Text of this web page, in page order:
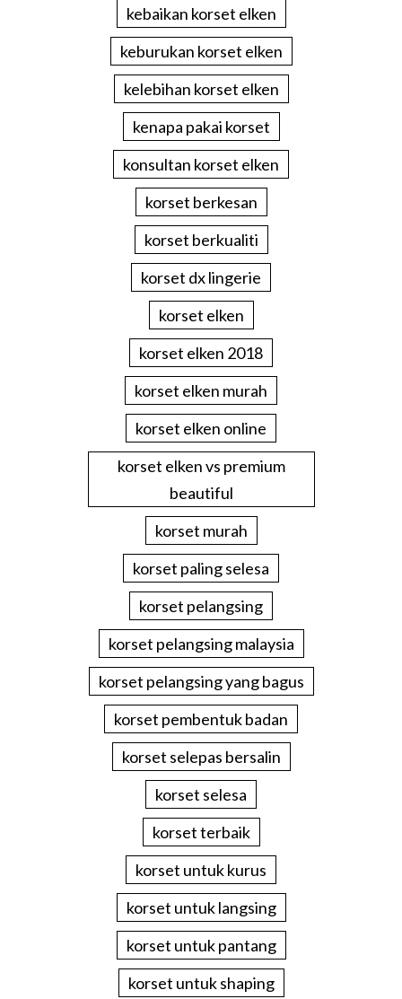
kebaikan korset elken
keburukan korset elken
kelebihan korset elken
kenapa pakai korset
konsultan korset elken
korset berkesan
korset berkualiti
korset dx lingerie
korset elken
korset elken 2018
korset elken murah
korset elken online
korset elken vs premium
beautiful
korset murah
korset paling selesa
korset pelangsing
korset pelangsing malaysia
korset pelangsing yang bagus
korset pembentuk badan
korset selepas bersalin
korset selesa
korset terbaik
korset untuk kurus
korset untuk langsing
korset untuk pantang
korset untuk shaping